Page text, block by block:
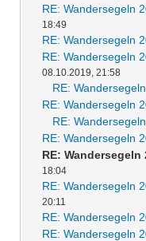
RE: Wandersegeln
18:49
RE: Wandersegeln
RE: Wandersegeln
08.10.2019, 21:58
RE:
RE: Wandersegeln
RE:
RE: Wandersegeln
RE: Wandersegeln
18:04
RE: Wandersegeln
20:11
RE: Wandersegeln
RE: Wandersegeln